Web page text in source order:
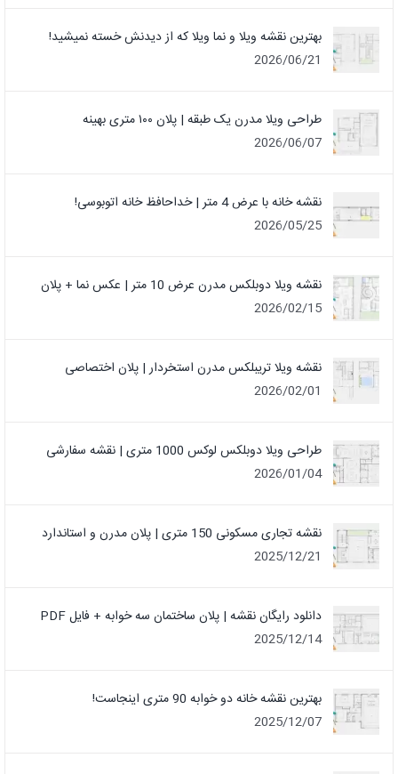
بهترین نقشه ویلا و نما ویلا که از دیدنش خسته نمیشید!
2026/06/21
طراحی ویلا مدرن یک‌ طبقه | پلان ۱۰۰ متری بهینه
2026/06/07
نقشه خانه با عرض 4 متر | خداحافظ خانه‌ اتوبوسی!
2026/05/25
نقشه ویلا دوبلکس مدرن عرض 10 متر | عکس نما + پلان
2026/02/15
نقشه ویلا تریبلکس مدرن استخردار | پلان اختصاصی
2026/02/01
طراحی ویلا دوبلکس لوکس 1000 متری | نقشه سفارشی
2026/01/04
نقشه تجاری مسکونی 150 متری | پلان مدرن و استاندارد
2025/12/21
دانلود رایگان نقشه | پلان ساختمان سه خوابه + فایل PDF
2025/12/14
بهترین نقشه خانه دو خوابه 90 متری اینجاست!
2025/12/07